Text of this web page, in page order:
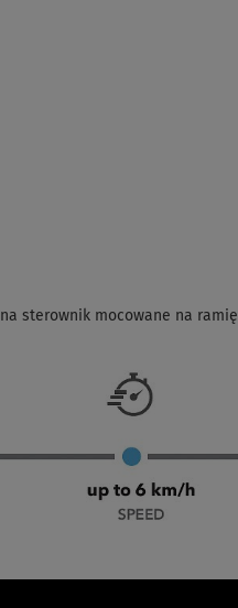
sterownik mocowane na ramię